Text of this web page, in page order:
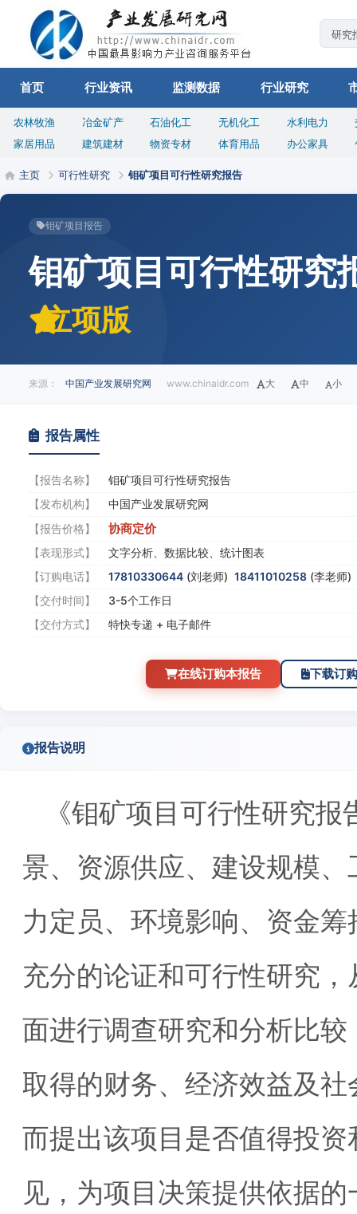
首页 行业资讯 监测数据 行业研究
农林牧渔 冶金矿产 石油化工 无机化工 水利电力
家居用品
建筑建材 物资专材 体育用品 办公家具
主页 可行性研究 钼矿项目可行性研究报告
钼矿项目报告
钼矿项目可行性研究
立项版
来源： 中国产业发展研究网 www.chinaidr.com 大 中 小
报告属性
【报告名称】
钼矿项目可行性研究报告
【发布机构】
中国产业发展研究网
【报告价格】
协商定价
【表现形式】
文字分析、数据比较、统计图表
【订购电话】
17810330644 (刘老师) 18411010258 (李老师)
【交付时间】
3-5个工作日
【交付方式】
特快专递 + 电子邮件
在线订购本报告 下载订
报告说明
《钼矿项目可行性研究
景、资源供应、建设规模
力定员、环境影响、资金
充分的论证和可行性研究
面进行调查研究和分析比
取得的财务、经济效益及
而提出该项目是否值得投
见，为项目决策提供依据